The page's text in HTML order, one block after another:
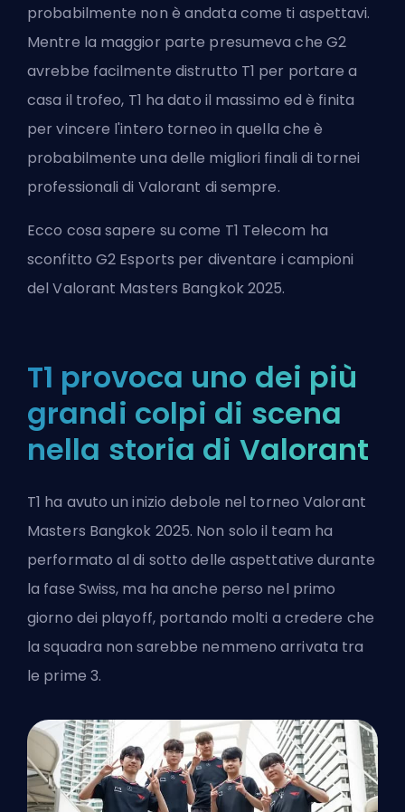
probabilmente non è andata come ti aspettavi.
Mentre la maggior parte presumeva che G2
avrebbe facilmente distrutto T1 per portare a
casa il trofeo, T1 ha dato il massimo ed è finita
per vincere l'intero torneo in quella che è
probabilmente una delle migliori finali di tornei
professionali di Valorant di sempre.
Ecco cosa sapere su come T1 Telecom ha
sconfitto G2 Esports per diventare i campioni
del Valorant Masters Bangkok 2025.
T1 provoca uno dei più
grandi colpi di scena
nella storia di Valorant
T1 ha avuto un inizio debole nel torneo Valorant
Masters Bangkok 2025. Non solo il team ha
performato al di sotto delle aspettative durante
la fase Swiss, ma ha anche perso nel primo
giorno dei playoff, portando molti a credere che
la squadra non sarebbe nemmeno arrivata tra
le prime 3.